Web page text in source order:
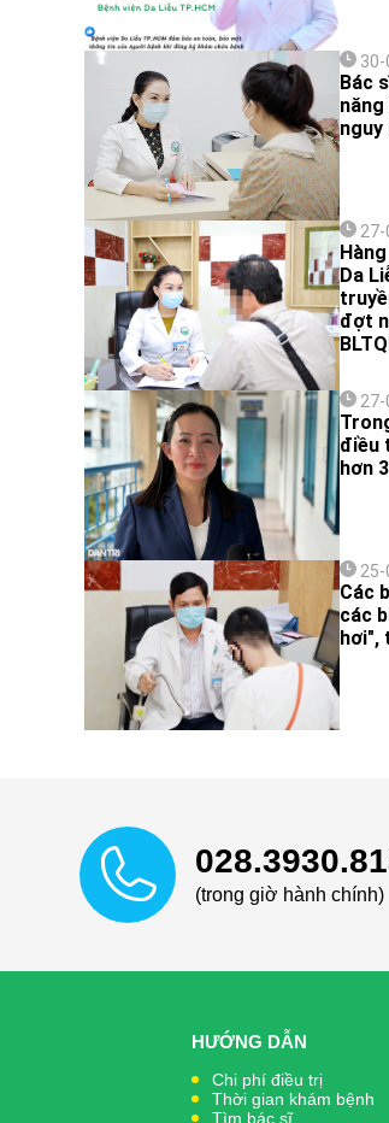
30-
Bác
nguy
27-
Da
đợt
27-
điều
hơn
25-
Các
các
hơi",
(trong giờ hành chính)
HƯỚNG DẪN
Chi phí điều trị
Thời gian khám bệnh
Tìm bác sĩ